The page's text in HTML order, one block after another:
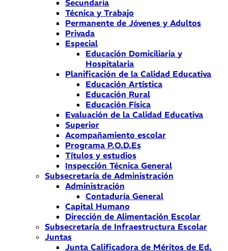
Secundaria
Técnica y Trabajo
Permanente de Jóvenes y Adultos
Privada
Especial
Educación Domiciliaria y
Hospitalaria
Planificación de la Calidad Educativa
Educación Artística
Educación Rural
Educación Física
Evaluación de la Calidad Educativa
Superior
Acompañamiento escolar
Programa P.O.D.Es
Títulos y estudios
Inspección Técnica General
Subsecretaría de Administración
Administración
Contaduría General
Capital Humano
Dirección de Alimentación Escolar
Subsecretaría de Infraestructura Escolar
Juntas
Junta Calificadora de Méritos de Ed.